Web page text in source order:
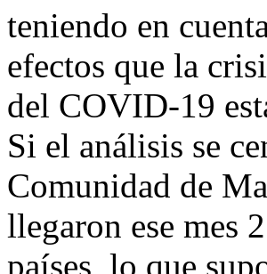
teniendo en
efectos que la
del COVID-19
Si el análisis se
Comunidad de
llegaron ese mes
países, lo que